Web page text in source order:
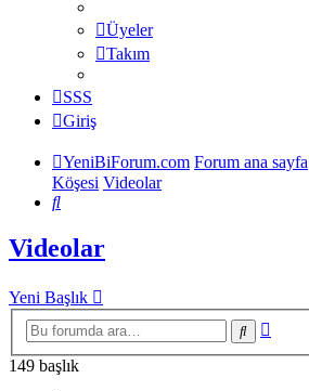
Üyeler
Takım
SSS
Giriş
YeniBiForum.com Forum ana sayfa
Köşesi Videolar
Ara
Videolar
Yeni Başlık
Ara
149 başlık